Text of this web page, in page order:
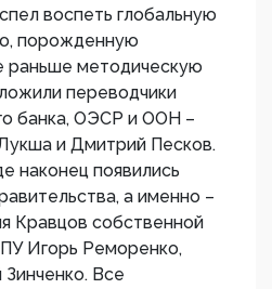
воспеть глобальную
порожденную
раньше методическую
переводчики
банка, ОЭСР и ООН –
и Дмитрий Песков.
наконец появились
а именно –
Кравцов собственной
Игорь Реморенко,
Все